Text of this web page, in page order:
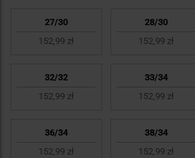
27/30
152,99 zł
28/30
152,99 zł
32/32
152,99 zł
33/34
152,99 zł
36/34
152,99 zł
38/34
152,99 zł